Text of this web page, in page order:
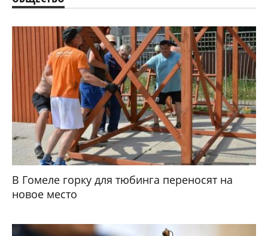
В Гомеле горку для тюбинга переносят на
новое место